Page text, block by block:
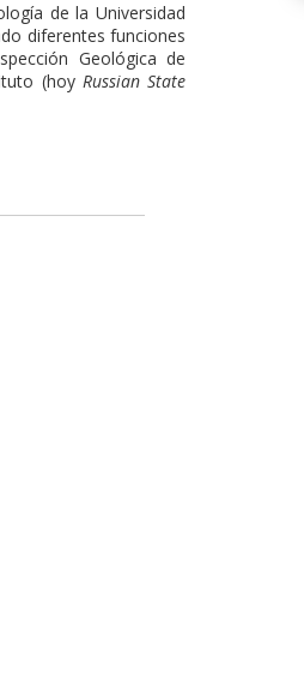
de la Universidad
diferentes funciones
Geológica de
(hoy Russian State